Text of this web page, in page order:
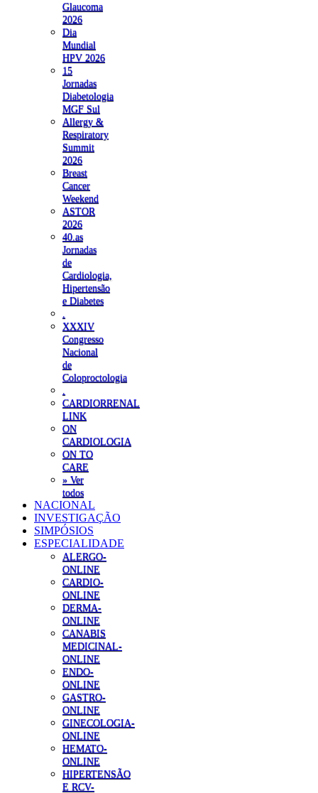
Glaucoma
2026
Dia
Mundial
HPV 2026
15
Jornadas
Diabetologia
MGF Sul
Allergy &
Respiratory
Summit
2026
Breast
Cancer
Weekend
ASTOR
2026
40.as
Jornadas
de
Cardiologia,
Hipertensão
e Diabetes
XXXIV
Congresso
Nacional
de
Coloproctologia
CARDIORRENAL
LINK
ON
CARDIOLOGIA
ON TO
CARE
» Ver
todos
NACIONAL
INVESTIGAÇÃO
SIMPÓSIOS
ESPECIALIDADE
ALERGO-
ONLINE
CARDIO-
ONLINE
DERMA-
ONLINE
CANABIS
MEDICINAL-
ONLINE
ENDO-
ONLINE
GASTRO-
ONLINE
GINECOLOGIA-
ONLINE
HEMATO-
ONLINE
HIPERTENSÃO
E RCV-